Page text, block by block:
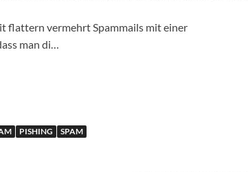
flattern vermehrt Spammails mit einer
man di…
PISHING SPAM